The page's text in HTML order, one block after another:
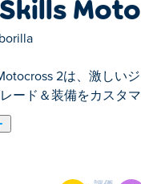
2は、激しい
ード＆装備をカスタ
ルと激しい競争を楽